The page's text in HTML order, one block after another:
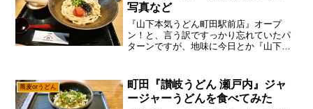
写真など
『山下本気うどん町田駅前店』オープ
ン！と、言う訳ですっかり忘れていたパ
ターンですが、地味に今日とか『山下本
います。いや！正直に言うと今日は5月1
日ですので、そこは普通に...
蕎麦orうどん
町田『讃岐うどん 瀬戸内』ジャ
ージャーうどんを食べてみた